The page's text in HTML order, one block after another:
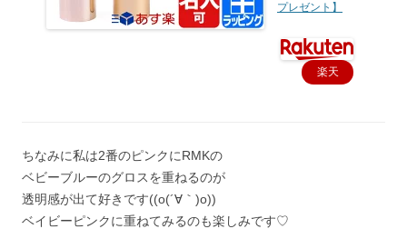
プレゼント】
楽天
ちなみに私は2番のピンクにRMKの
ベビーブルーのグロスを重ねるのが
透明感が出て好きです((o(´∀｀)o))
ベイビーピンクに重ねてみるのも楽しみです♡